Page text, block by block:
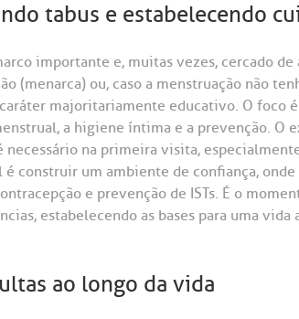
tabus e estabelecendo
importante e, muitas vezes, cercado de
(menarca) ou, caso a menstruação não
majoritariamente educativo. O foco
a higiene íntima e a prevenção. O
na primeira visita,
construir um ambiente de confiança,
e prevenção de ISTs. É o
estabelecendo as bases para uma vida
ao longo da vida